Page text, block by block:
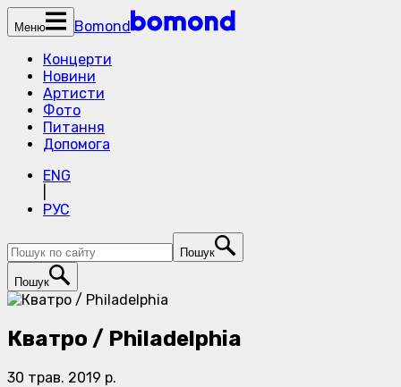
Меню
Bomond
Концерти
Новини
Артисти
Фото
Питання
Допомога
ENG
РУС
Пошук
Пошук
Кватро / Philadelphia
30 трав. 2019 р.